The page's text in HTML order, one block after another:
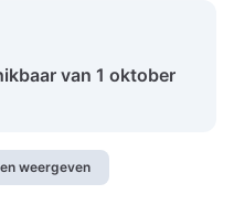
van 1 oktober
weergeven